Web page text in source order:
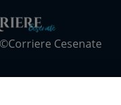
Cesenate